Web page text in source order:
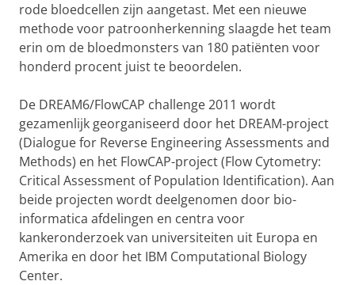
rode bloedcellen zijn aangetast. Met een nieuwe
methode voor patroonherkenning slaagde het team
erin om de bloedmonsters van 180 patiënten voor
honderd procent juist te beoordelen.
De DREAM6/FlowCAP challenge 2011 wordt
gezamenlijk georganiseerd door het DREAM-project
(Dialogue for Reverse Engineering Assessments and
Methods) en het FlowCAP-project (Flow Cytometry:
Critical Assessment of Population Identification). Aan
beide projecten wordt deelgenomen door bio-
informatica afdelingen en centra voor
kankeronderzoek van universiteiten uit Europa en
Amerika en door het IBM Computational Biology
Center.